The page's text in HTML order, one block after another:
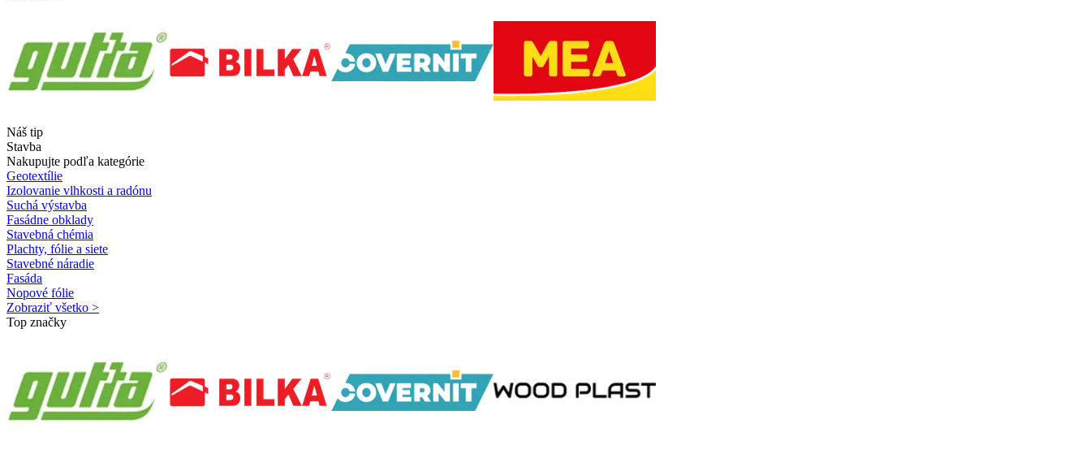
Náš tip
Stavba
Nakupujte podľa kategórie
Geotextílie
Izolovanie vlhkosti a radónu
Suchá výstavba
Fasádne obklady
Stavebná chémia
Plachty, fólie a siete
Stavebné náradie
Fasáda
Nopové fólie
Zobraziť všetko >
Top značky